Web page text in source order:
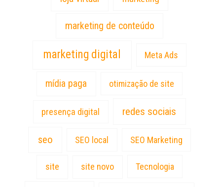
marketing de conteúdo
marketing digital Meta Ads
mídia paga otimização de site
presença digital redes sociais
seo SEO local SEO Marketing
site site novo Tecnologia